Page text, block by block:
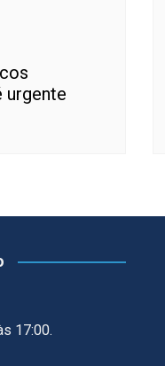
urgente
17:00.